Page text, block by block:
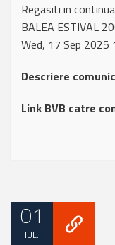
Regasiti in
BALEA ESTIVAL
Wed, 17 Sep 2025
Descriere
Link BVB catre
01
IUL.